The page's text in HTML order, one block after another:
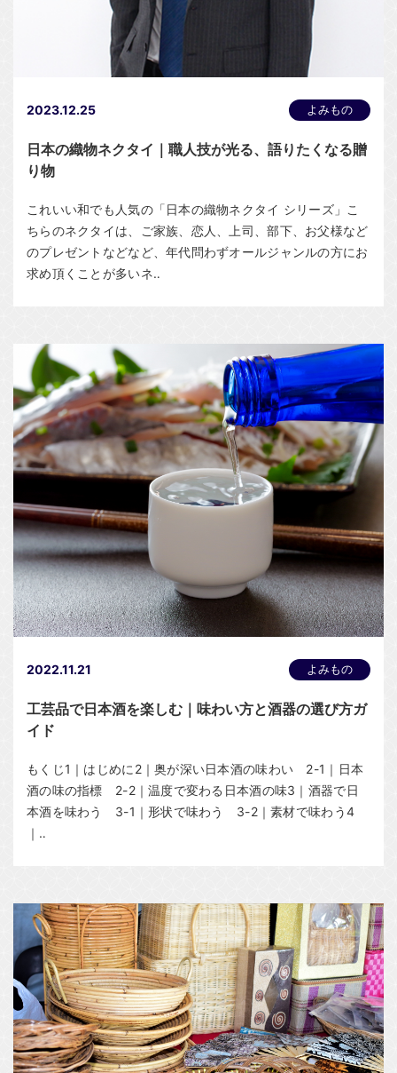
2023.12.25 よみもの
日本の織物ネクタイ｜職人技が光る、語りたくなる贈
り物
これいい和でも人気の「日本の織物ネクタイ シリーズ」こ
ちらのネクタイは、ご家族、恋人、上司、部下、お父様など
のプレゼントなどなど、年代問わずオールジャンルの方にお
求め頂くことが多いネ‥
2022.11.21 よみもの
工芸品で日本酒を楽しむ｜味わい方と酒器の選び方ガ
イド
もくじ1｜はじめに2｜奥が深い日本酒の味わい 2-1｜日本
酒の味の指標 2-2｜温度で変わる日本酒の味3｜酒器で日
本酒を味わう 3-1｜形状で味わう 3-2｜素材で味わう4
｜‥